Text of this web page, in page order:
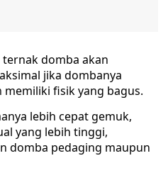
ternak domba akan
jika dombanya
fisik yang bagus.
lebih cepat gemuk,
yang lebih tinggi,
domba pedaging maupun